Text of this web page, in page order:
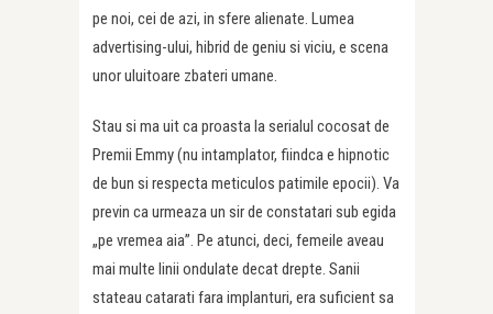
pe noi, cei de azi, in sfere alienate. Lumea
advertising-ului, hibrid de geniu si viciu, e scena
unor uluitoare zbateri umane.
Stau si ma uit ca proasta la serialul cocosat de
Premii Emmy (nu intamplator, fiindca e hipnotic
de bun si respecta meticulos patimile epocii). Va
previn ca urmeaza un sir de constatari sub egida
„pe vremea aia”. Pe atunci, deci, femeile aveau
mai multe linii ondulate decat drepte. Sanii
stateau catarati fara implanturi, era suficient sa